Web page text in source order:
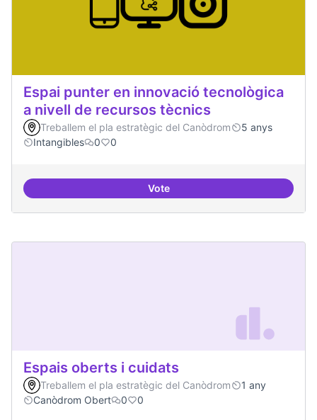
Espai punter en innovació tecnològica
a nivell de recursos tècnics
Treballem el pla estratègic del Canòdrom
5 anys
Intangibles
0 0
VoteEspai punter en innovació
Espais oberts i cuidats
Treballem el pla estratègic del Canòdrom
1 any
Canòdrom Obert
0 0